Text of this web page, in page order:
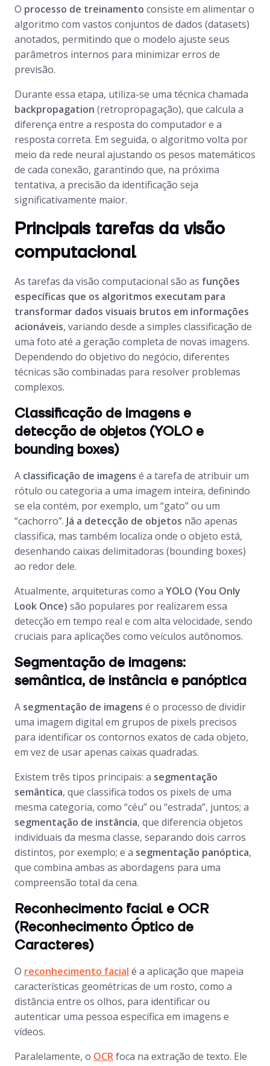
O processo de treinamento consiste em alimentar o
algoritmo com vastos conjuntos de dados (datasets)
anotados, permitindo que o modelo ajuste seus
parâmetros internos para minimizar erros de
previsão.
Durante essa etapa, utiliza-se uma técnica chamada
backpropagation (retropropagação), que calcula a
diferença entre a resposta do computador e a
resposta correta. Em seguida, o algoritmo volta por
meio da rede neural ajustando os pesos matemáticos
de cada conexão, garantindo que, na próxima
tentativa, a precisão da identificação seja
significativamente maior.
Principais tarefas da visão
computacional
As tarefas da visão computacional são as funções
específicas que os algoritmos executam para
transformar dados visuais brutos em informações
acionáveis, variando desde a simples classificação de
uma foto até a geração completa de novas imagens.
Dependendo do objetivo do negócio, diferentes
técnicas são combinadas para resolver problemas
complexos.
Classificação de imagens e
detecção de objetos (YOLO e
bounding boxes)
A classificação de imagens é a tarefa de atribuir um
rótulo ou categoria a uma imagem inteira, definindo
se ela contém, por exemplo, um “gato” ou um
“cachorro”. Já a detecção de objetos não apenas
classifica, mas também localiza onde o objeto está,
desenhando caixas delimitadoras (bounding boxes)
ao redor dele.
Atualmente, arquiteturas como a YOLO (You Only
Look Once) são populares por realizarem essa
detecção em tempo real e com alta velocidade, sendo
cruciais para aplicações como veículos autônomos.
Segmentação de imagens:
semântica, de instância e panóptica
A segmentação de imagens é o processo de dividir
uma imagem digital em grupos de pixels precisos
para identificar os contornos exatos de cada objeto,
em vez de usar apenas caixas quadradas.
Existem três tipos principais: a segmentação
semântica, que classifica todos os pixels de uma
mesma categoria, como “céu” ou “estrada”, juntos; a
segmentação de instância, que diferencia objetos
individuais da mesma classe, separando dois carros
distintos, por exemplo; e a segmentação panóptica,
que combina ambas as abordagens para uma
compreensão total da cena.
Reconhecimento facial e OCR
(Reconhecimento Óptico de
Caracteres)
O reconhecimento facial é a aplicação que mapeia
características geométricas de um rosto, como a
distância entre os olhos, para identificar ou
autenticar uma pessoa específica em imagens e
vídeos.
Paralelamente, o OCRfoca na extração de texto. Ele